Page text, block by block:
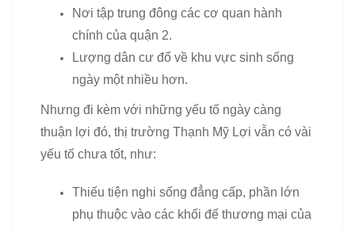
Nơi tập trung đông các cơ quan hành
chính của quận 2.
Lượng dân cư đổ về khu vực sinh sống
ngày một nhiều hơn.
Nhưng đi kèm với những yếu tố ngày càng
thuận lợi đó, thị trường Thạnh Mỹ Lợi vẫn có vài
yếu tố chưa tốt, như:
Thiếu tiện nghi sống đẳng cấp, phần lớn
phụ thuộc vào các khối đế thương mại của